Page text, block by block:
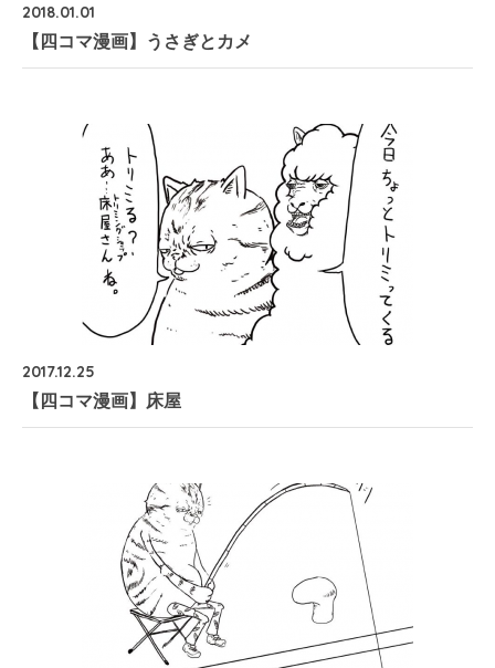
2018.01.01
【四コマ漫画】うさぎとカメ
2017.12.25
【四コマ漫画】床屋